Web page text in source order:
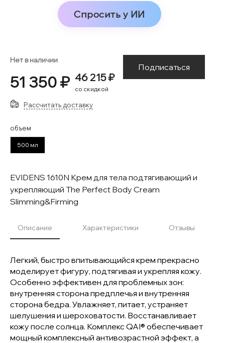
Спросить у ИИ
Нет в наличии
51 350 ₽ 46 215 ₽
со скидкой
Подписаться
Рассчитать доставку
объем
500 мл
EVIDENS 1610N Крем для тела подтягивающий и
укрепляющий The Perfect Body Cream
Slimming&Firming
Описание Характеристики Отзывы
Легкий, быстро впитывающийся крем прекрасно
моделирует фигуру, подтягивая и укрепляя кожу.
Особенно эффективен для проблемных зон:
внутренняя сторона предплечья и внутренняя
сторона бедра. Увлажняет, питает, устраняет
шелушения и шероховатости. Восстанавливает
кожу после солнца. Комплекс QAI® обеспечивает
мощный комплексный антивозрастной эффект, а